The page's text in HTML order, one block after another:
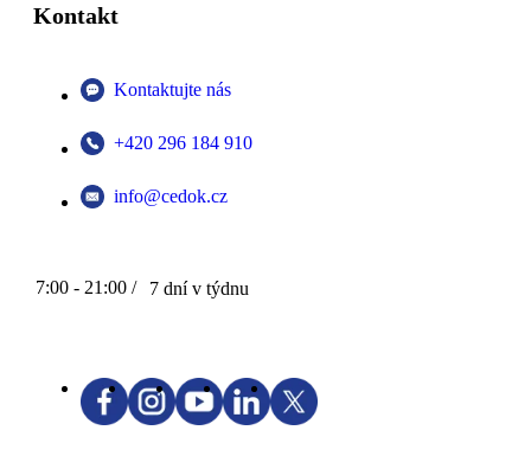
Kontakt
Kontaktujte nás
+420 296 184 910
info@cedok.cz
7:00 - 21:00 / 7 dní v týdnu